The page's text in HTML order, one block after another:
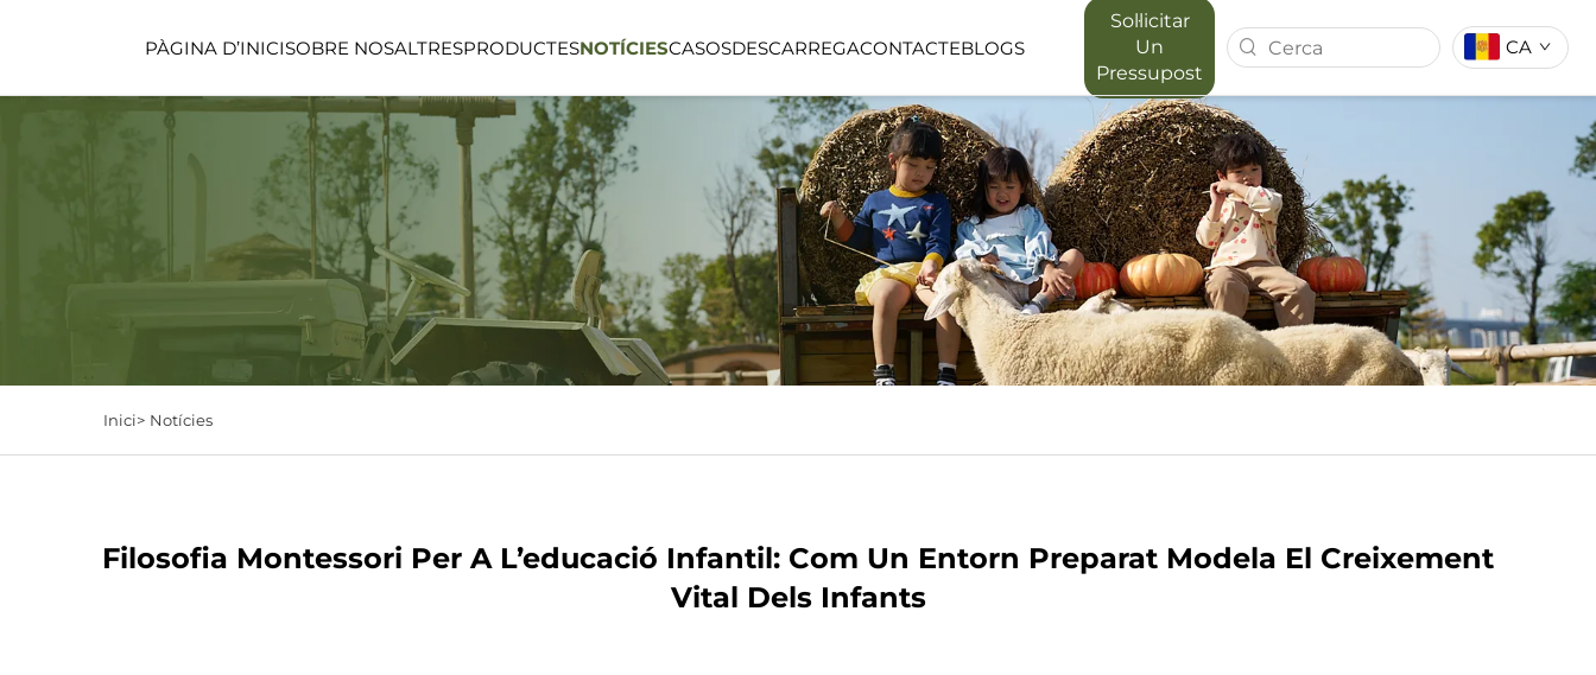
PÀGINA D’INICISOBRE NOSALTRESPRODUCTES
ESPAI DE FUNCIONS SÈRIE BOSC LUMIN SÈRIE MAPORA
ESPAI D'ATENCIÓ INFANTIL ESPAI PÚBLIC ESPAI EXTERIOR
NOTÍCIESCASOSDESCARREGACONTACTEBLOGS
Sol·licitar
Un
Pressupost
CA
Inici> Notícies
Filosofia Montessori Per A L’educació Infantil: Com Un Entorn Preparat Modela El Creixement
Vital Dels Infants